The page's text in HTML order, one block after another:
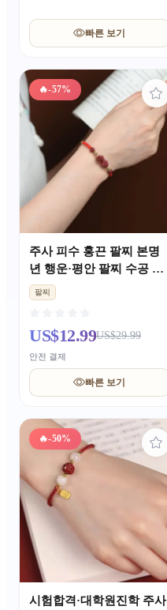
빠른 보기
🔥-57%
주사 피수 홍끈 팔찌 본명
년 행운·평안 팔찌 수공 짠
커플 기원 장신구 선물
팔찌
US$12.99US$29.99
안전 결제
빠른 보기
🔥-50%
시험합격·대학원진학 주사